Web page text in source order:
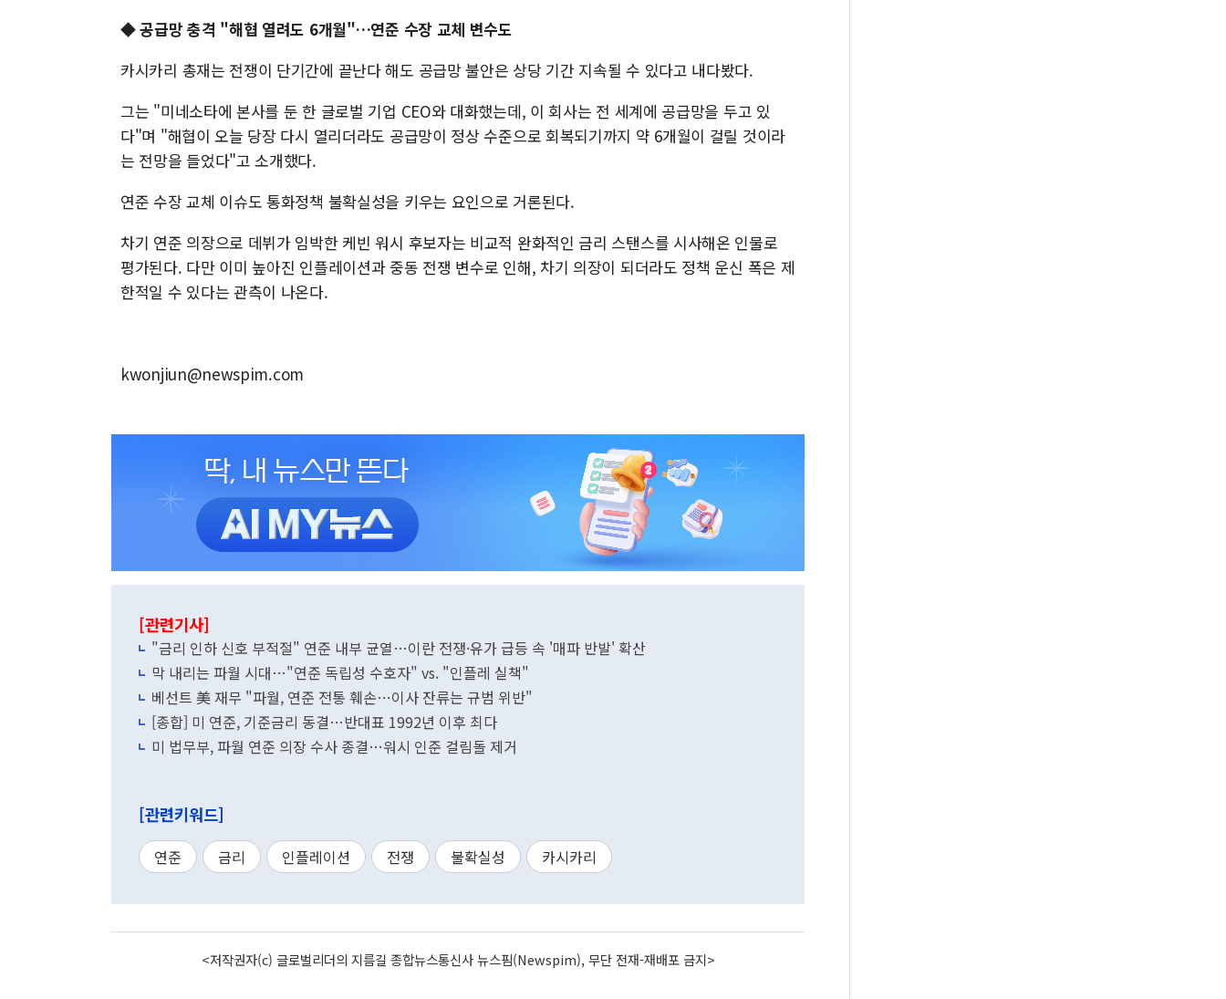
◆ 공급망 충격 "해협 열려도 6개월"…연준 수장 교체 변수도
카시카리 총재는 전쟁이 단기간에 끝난다 해도 공급망 불안은 상당 기간 지속될 수 있다고 내다봤다.
그는 "미네소타에 본사를 둔 한 글로벌 기업 CEO와 대화했는데, 이 회사는 전 세계에 공급망을 두고 있
다"며 "해협이 오늘 당장 다시 열리더라도 공급망이 정상 수준으로 회복되기까지 약 6개월이 걸릴 것이라
는 전망을 들었다"고 소개했다.
연준 수장 교체 이슈도 통화정책 불확실성을 키우는 요인으로 거론된다.
차기 연준 의장으로 데뷔가 임박한 케빈 워시 후보자는 비교적 완화적인 금리 스탠스를 시사해온 인물로
평가된다. 다만 이미 높아진 인플레이션과 중동 전쟁 변수로 인해, 차기 의장이 되더라도 정책 운신 폭은 제
한적일 수 있다는 관측이 나온다.
kwonjiun@newspim.com
[관련기사]
"금리 인하 신호 부적절" 연준 내부 균열…이란 전쟁·유가 급등 속 '매파 반발' 확산
막 내리는 파월 시대…"연준 독립성 수호자" vs. "인플레 실책"
베선트 美 재무 "파월, 연준 전통 훼손…이사 잔류는 규범 위반"
[종합] 미 연준, 기준금리 동결…반대표 1992년 이후 최다
미 법무부, 파월 연준 의장 수사 종결…워시 인준 걸림돌 제거
[관련키워드]
연준 금리 인플레이션 전쟁 불확실성 카시카리
<저작권자(c) 글로벌리더의 지름길 종합뉴스통신사 뉴스핌(Newspim), 무단 전재-재배포 금지>